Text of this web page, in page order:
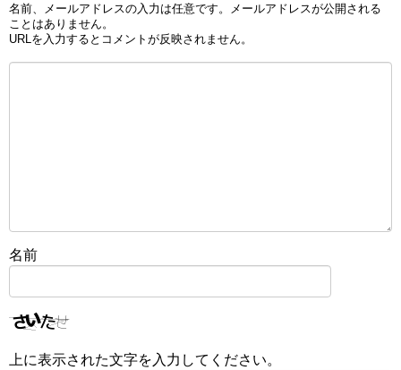
名前、メールアドレスの入力は任意です。メールアドレスが公開される
ことはありません。
URLを入力するとコメントが反映されません。
名前
上に表示された文字を入力してください。